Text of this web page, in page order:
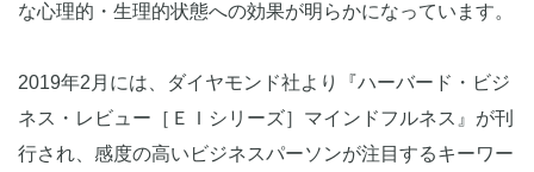
な心理的・生理的状態への効果が明らかになっています。
2019年2月には、ダイヤモンド社より『ハーバード・ビジ
ネス・レビュー［ＥＩシリーズ］マインドフルネス』が刊
行され、感度の高いビジネスパーソンが注目するキーワー